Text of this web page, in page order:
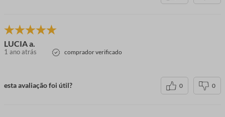
LUCIA a.
1 ano atrás comprador verificado
esta avaliação foi útil? 0 0